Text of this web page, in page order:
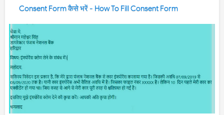
Consent Form कैसे भरें - How To Fill Consent Form